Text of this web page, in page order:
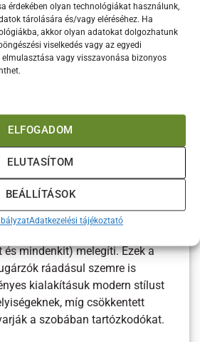
érdekében olyan technológiákat használunk,
tárolására és/vagy eléréséhez. Ha
akkor olyan adatokat dolgozhatunk
viselkedés vagy az egyedi
vagy visszavonása bizonyos
ELFOGADOM
ELUTASÍTOM
BEÁLLÍTÁSOK
Adatkezelési tájékoztató
a különböző infrahősugárzó
helytállnak önálló fűtési
(például a
reggeleken, estéken
a gyógyászatban évtizedek
fűtéstechnológia lévén
akár asztmások is
és fali modelljei bekapcsolás
magukból a meleget: a
nem a levegőt, hanem
mindenkit) melegíti. Ezek a
ráadásul szemre is
kialakításuk modern stílust
míg csökkentett
a szobában tartózkodókat.